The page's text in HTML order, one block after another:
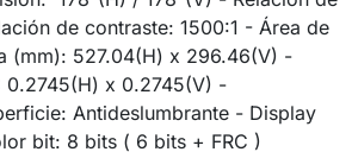
de contraste: 1500:1 - Área de
(mm): 527.04(H) x 296.46(V) -
0.2745(H) x 0.2745(V) -
Antideslumbrante - Display
bit: 8 bits ( 6 bits + FRC )